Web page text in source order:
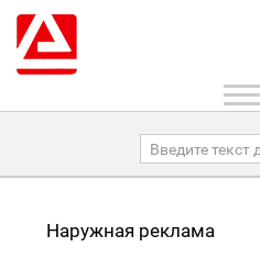
Наружная реклама